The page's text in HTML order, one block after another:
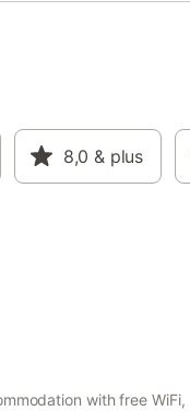
8,0 & plus
with free WiFi,